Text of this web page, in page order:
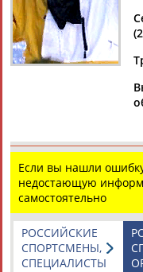
АБАЕВ
Тамилла
Флюра
АББАТЕ-
БУЛАТОВА
Татьяна
Если вы нашли
недостающую
самостоятельно
РОССИЙСКИЕ
СПОРТСМЕНЫ,
СПЕЦИАЛИСТЫ